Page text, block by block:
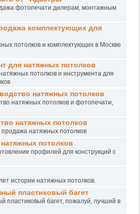
фотопечати дилерам, монтажным
комплектующих для
потолков и комплектующих в Москве
для натяжных потолков
потолков и инструмента для
натяжных потолков
натяжных потолков и фотопечати,
натяжных потолков
натяжных потолков
потолков
профилей для конструкций с
истории натяжных потолков.
пластиковый багет
пластиковый багет, пожалуй, лучший в